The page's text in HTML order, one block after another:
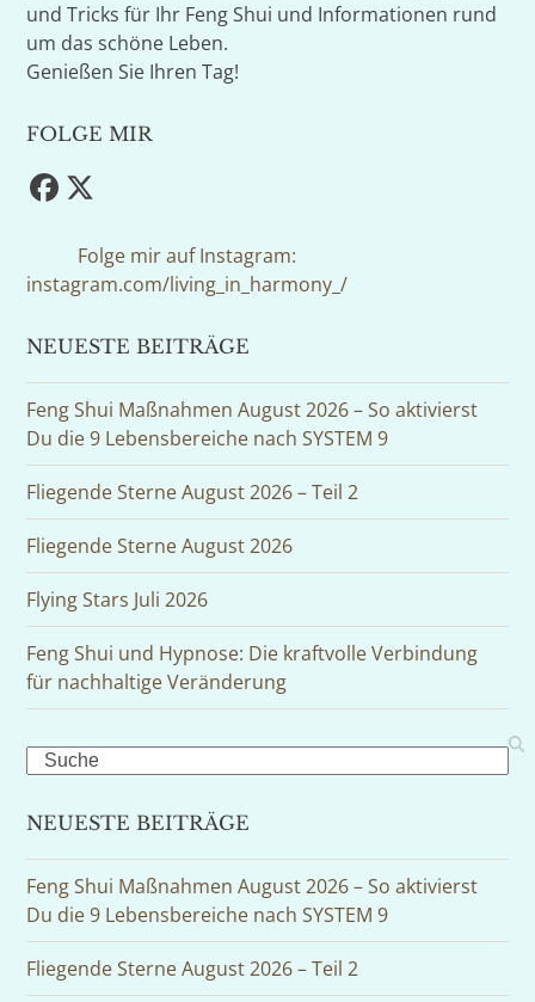
und Tricks für Ihr Feng Shui und Informationen rund
um das schöne Leben.
Genießen Sie Ihren Tag!
FOLGE MIR
Facebook
Twitter
Folge mir auf Instagram:
instagram.com/living_in_harmony_/
NEUESTE BEITRÄGE
Feng Shui Maßnahmen August 2026 – So aktivierst
Du die 9 Lebensbereiche nach SYSTEM 9
Fliegende Sterne August 2026 – Teil 2
Fliegende Sterne August 2026
Flying Stars Juli 2026
Feng Shui und Hypnose: Die kraftvolle Verbindung
für nachhaltige Veränderung
Search
NEUESTE BEITRÄGE
Feng Shui Maßnahmen August 2026 – So aktivierst
Du die 9 Lebensbereiche nach SYSTEM 9
Fliegende Sterne August 2026 – Teil 2